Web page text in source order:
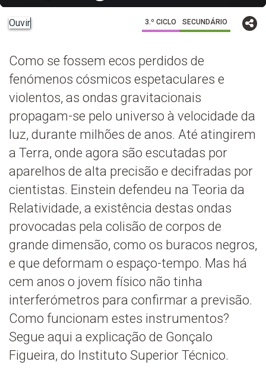
Ouvir 3.º CICLO SECUNDÁRIO
Como se fossem ecos perdidos de
fenómenos cósmicos espetaculares e
violentos, as ondas gravitacionais
propagam-se pelo universo à velocidade da
luz, durante milhões de anos. Até atingirem
a Terra, onde agora são escutadas por
aparelhos de alta precisão e decifradas por
cientistas. Einstein defendeu na Teoria da
Relatividade, a existência destas ondas
provocadas pela colisão de corpos de
grande dimensão, como os buracos negros,
e que deformam o espaço-tempo. Mas há
cem anos o jovem físico não tinha
interferómetros para confirmar a previsão.
Como funcionam estes instrumentos?
Segue aqui a explicação de Gonçalo
Figueira, do Instituto Superior Técnico.